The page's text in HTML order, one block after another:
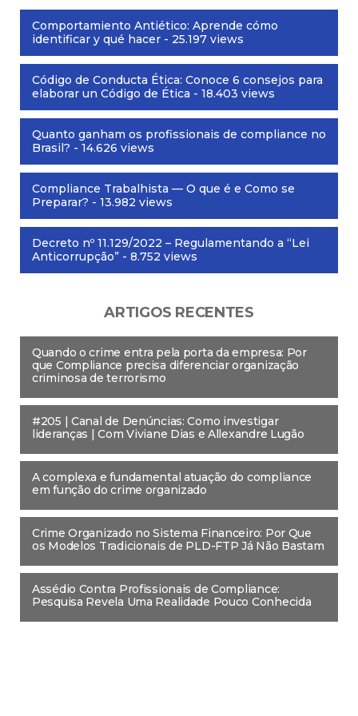
Comportamiento Antiético: Aprende cómo
identificar y qué hacer - 25.197 views
Código de Conducta Ética: Conoce 6 consejos para
elaborar un Código de Ética - 18.403 views
Quanto ganham os profissionais de compliance no
Brasil? - 14.626 views
Compliance Trabalhista — O que é e Como se
Preparar? - 13.982 views
Decreto nº 11.129/2022 – Regulamentando a “Lei
Anticorrupção” - 8.752 views
ARTIGOS RECENTES
Quando o crime entra pela porta da empresa: Por
que Compliance precisa diferenciar organização
criminosa de terrorismo
#205 | Canal de Denúncias: Como investigar
lideranças | Com Viviane Dias e Allexandre Lugão
A complexa e fundamental atuação do compliance
em função do crime organizado
Crime Organizado no Sistema Financeiro: Por Que
os Modelos Tradicionais de PLD-FTP Já Não Bastam
Assédio Contra Profissionais de Compliance:
Pesquisa Revela Uma Realidade Pouco Conhecida